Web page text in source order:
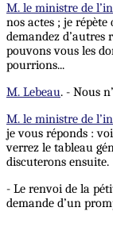
M. le ministre de
nos actes ; je
demandez d’autres
pouvons vous les
pourrions...
M. Lebeau. - Nous
M. le ministre de
je vous réponds :
verrez le tableau
discuterons ensuite.
- Le renvoi de la
demande d’un